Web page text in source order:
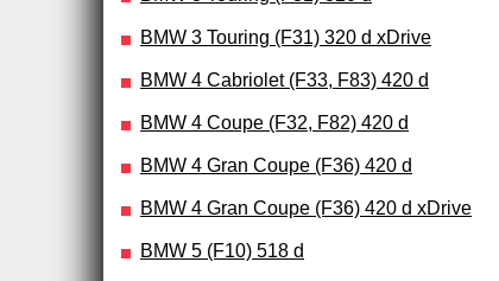
BMW 3 Touring (F31) 320 d xDrive
BMW 4 Cabriolet (F33, F83) 420 d
BMW 4 Coupe (F32, F82) 420 d
BMW 4 Gran Coupe (F36) 420 d
BMW 4 Gran Coupe (F36) 420 d xDrive
BMW 5 (F10) 518 d